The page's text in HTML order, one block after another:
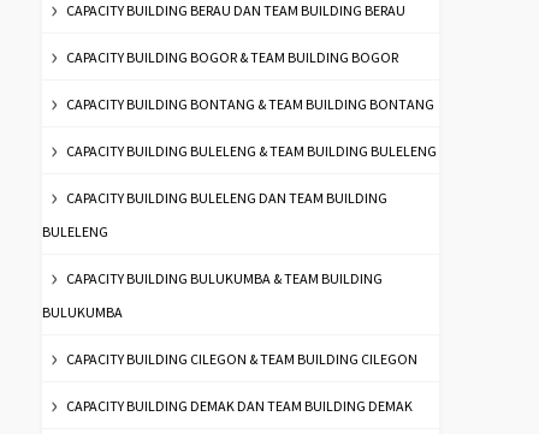
CAPACITY BUILDING BERAU DAN TEAM BUILDING BERAU
CAPACITY BUILDING BOGOR & TEAM BUILDING BOGOR
CAPACITY BUILDING BONTANG & TEAM BUILDING BONTANG
CAPACITY BUILDING BULELENG & TEAM BUILDING BULELENG
CAPACITY BUILDING BULELENG DAN TEAM BUILDING
BULELENG
CAPACITY BUILDING BULUKUMBA & TEAM BUILDING
BULUKUMBA
CAPACITY BUILDING CILEGON & TEAM BUILDING CILEGON
CAPACITY BUILDING DEMAK DAN TEAM BUILDING DEMAK